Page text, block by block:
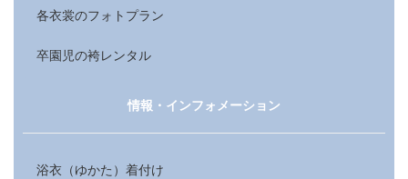
各衣裳のフォトプラン
卒園児の袴レンタル
情報・インフォメーション
浴衣（ゆかた）着付け